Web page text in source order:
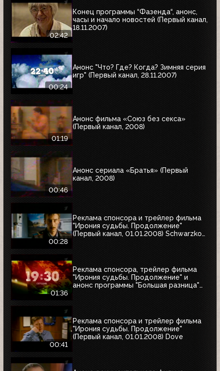
02:42
Конец программы “Фазенда“, анонс,
часы и начало новостей (Первый канал,
18.11.2007)
00:24
Анонс "Что? Где? Когда? Зимняя серия
игр" (Первый канал, 28.11.2007)
01:19
Анонс фильма «Союз без секса»
(Первый канал, 2008)
00:46
Анонс сериала «Братья» (Первый
канал, 2008)
00:28
Реклама спонсора и трейлер фильма
"Ирония судьбы. Продолжение"
(Первый канал, 01.01.2008) Schwarzkopf
01:36
Реклама спонсора, трейлер фильма
"Ирония судьбы. Продолжение" и
анонс программы "Большая разница"
00:41
Реклама спонсора и трейлер фильма
"Ирония судьбы. Продолжение"
(Первый канал, 01.01.2008) Dove